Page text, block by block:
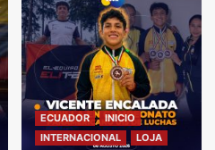
ECUADOR
INICIO
INTERNACIONAL
LOJA